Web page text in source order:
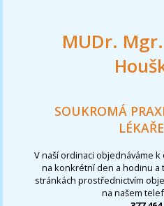
MUDr.
SOUKROMÁ
V naší ordinaci objednáváme
na konkrétní den a hodinu a
stránkách prostřednictvím
na našem